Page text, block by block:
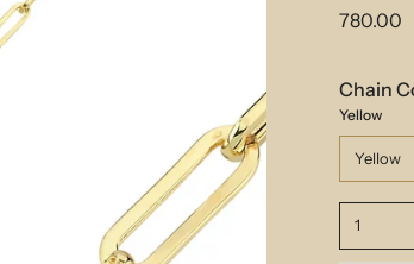
780.00
Chain
Yellow
Yellow
1